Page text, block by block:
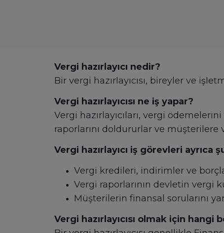
Vergi hazırlayıcı nedir?
Bir vergi hazırlayıcısı, bireyler ve
Vergi hazırlayıcısı ne iş yapar?
Vergi hazırlayıcıları, vergi
raporlarını doldururlar ve
Vergi hazırlayıcı iş görevleri ayrıca
Vergi kredileri, indirimler ve
Vergi raporlarının devletin vergi
Müşterilerin finansal sorularını
Vergi hazırlayıcısı olmak için hangi